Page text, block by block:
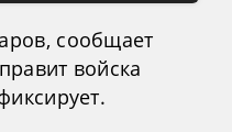
сообщает
войска